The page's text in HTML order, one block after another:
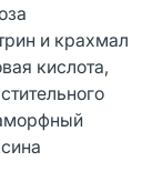
и крахмал
кислота,